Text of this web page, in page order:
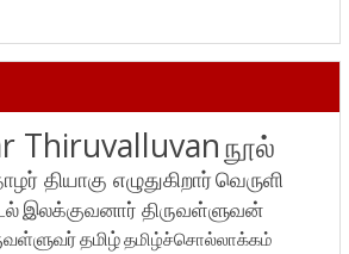
Thiruvalluvanநூல்
தியாகு எழுதுகிறார்வெருளி
இலக்குவனார் திருவள்ளுவன்
தமிழ்தமிழ்ச்சொல்லாக்கம்